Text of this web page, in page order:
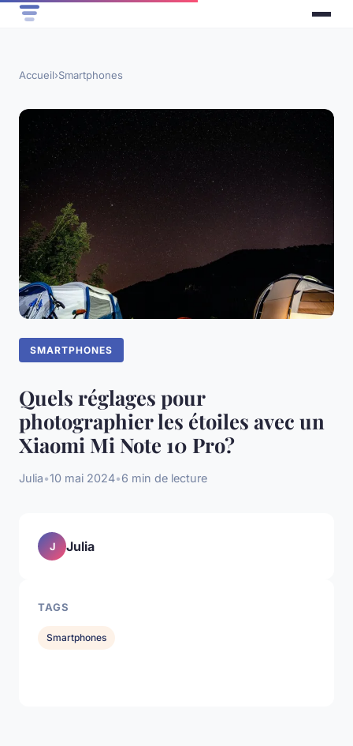
Accueil›Smartphones
SMARTPHONES
Quels réglages pour
photographier les étoiles avec un
Xiaomi Mi Note 10 Pro?
Julia•10 mai 2024•6 min de lecture
J Julia
TAGS
Smartphones